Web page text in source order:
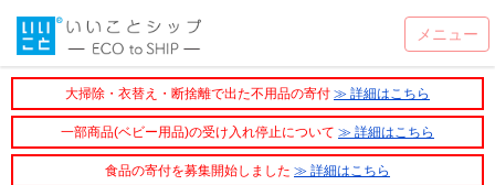
大掃除・衣替え・断捨離で出た不用品の寄付 ≫ 詳細はこちら
一部商品(ベビー用品)の受け入れ停止について ≫ 詳細はこちら
食品の寄付を募集開始しました ≫ 詳細はこちら